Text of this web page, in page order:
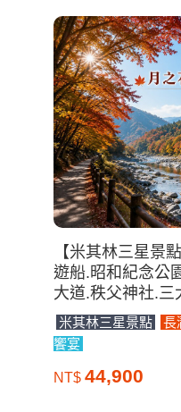
【米其林三星景
遊船.昭和紀念公
大道.秩父神社.三
米其林三星景點 長
饗宴
NT$ 44,900